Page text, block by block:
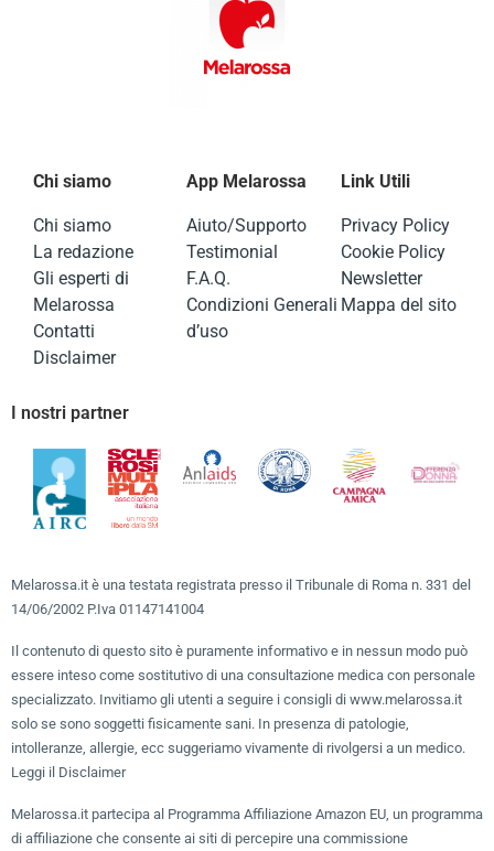
Chi siamo
Chi siamo
La redazione
Gli esperti di
Melarossa
Contatti
Disclaimer
App Melarossa
Aiuto/Supporto
Testimonial
F.A.Q.
Condizioni Generali
d’uso
Link Utili
Privacy Policy
Cookie Policy
Newsletter
Mappa del sito
I nostri partner
Melarossa.it è una testata registrata presso il Tribunale di Roma n. 331 del
14/06/2002 P.Iva 01147141004
Il contenuto di questo sito è puramente informativo e in nessun modo può
essere inteso come sostitutivo di una consultazione medica con personale
specializzato. Invitiamo gli utenti a seguire i consigli di www.melarossa.it
solo se sono soggetti fisicamente sani. In presenza di patologie,
intolleranze, allergie, ecc suggeriamo vivamente di rivolgersi a un medico.
Leggi il Disclaimer
Melarossa.it partecipa al Programma Affiliazione Amazon EU, un programma
di affiliazione che consente ai siti di percepire una commissione